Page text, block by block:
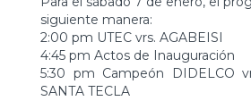
siguiente manera:
2:00 pm UTEC vrs. AGABEISI
4:45 pm Actos de Inauguración
5:30 pm Campeón DIDELCO
SANTA TECLA